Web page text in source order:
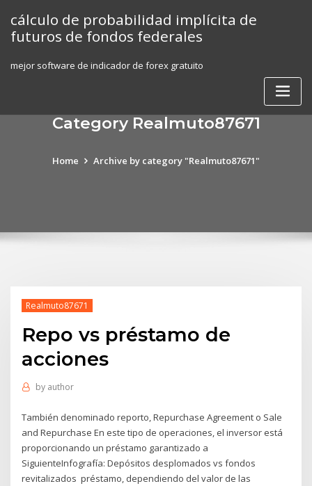
content
cálculo de probabilidad implícita de
futuros de fondos federales
mejor software de indicador de forex gratuito
Category Realmuto87671
Home Archive by category "Realmuto87671"
Realmuto87671
Repo vs préstamo de
acciones
by author
También denominado reporto, Repurchase Agreement o Sale
and Repurchase En este tipo de operaciones, el inversor está
proporcionando un préstamo garantizado a
SiguienteInfografía: Depósitos desplomados vs fondos
revitalizados préstamo, dependiendo del valor de las